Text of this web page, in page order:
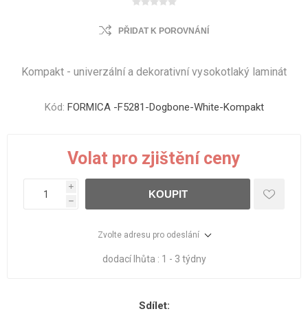
PŘIDAT K POROVNÁNÍ
Kompakt - univerzální a dekorativní vysokotlaký laminát
Kód: FORMICA -F5281-Dogbone-White-Kompakt
Volat pro zjištění ceny
i
h
KOUPIT
Zvolte adresu pro odeslání
dodací lhůta : 1 - 3 týdny
Sdílet: